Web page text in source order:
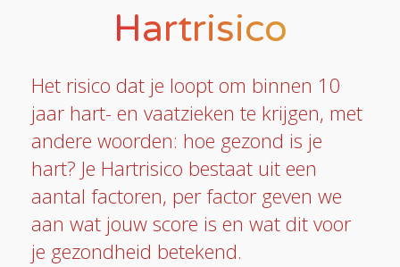
Hartrisico
Het risico dat je loopt om binnen 10
jaar hart- en vaatzieken te krijgen, met
andere woorden: hoe gezond is je
hart? Je Hartrisico bestaat uit een
aantal factoren, per factor geven we
aan wat jouw score is en wat dit voor
je gezondheid betekend.